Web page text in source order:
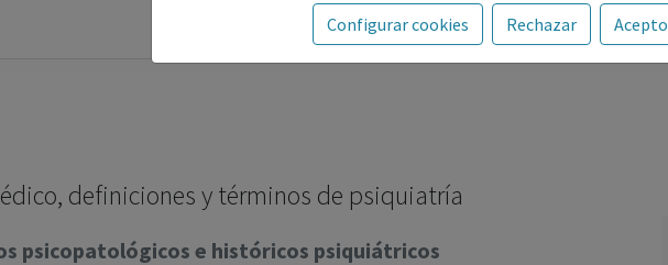
prescribir o dispensar medicamentos con ejercicio
profesional. La información técnica de los fármacos se facilita
Configurar cookies Rechazar Acepto
definiciones y términos de psiquiatría
psicopatológicos e históricos psiquiátricos